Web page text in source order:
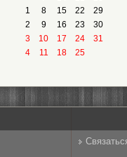
1
8 15 22
29
2
9 16 23
30
3
10 17 24
31
4
11 18 25